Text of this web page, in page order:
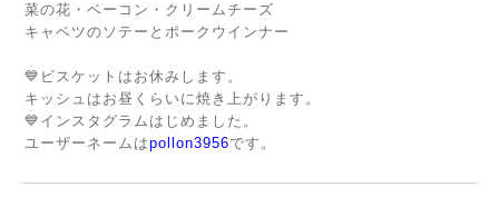
菜の花・ベーコン・クリームチーズ
キャベツのソテーとポークウインナー
💙ビスケットはお休みします。
キッシュはお昼くらいに焼き上がります。
💙インスタグラムはじめました。
ユーザーネームはpollon3956です。